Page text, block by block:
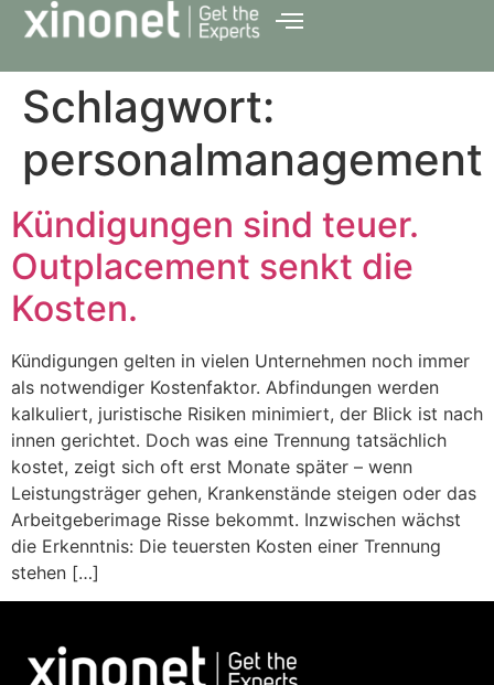
Schlagwort:
personalmanagement
Kündigungen sind teuer.
Outplacement senkt die
Kosten.
Kündigungen gelten in vielen Unternehmen noch immer
als notwendiger Kostenfaktor. Abfindungen werden
kalkuliert, juristische Risiken minimiert, der Blick ist nach
innen gerichtet. Doch was eine Trennung tatsächlich
kostet, zeigt sich oft erst Monate später – wenn
Leistungsträger gehen, Krankenstände steigen oder das
Arbeitgeberimage Risse bekommt. Inzwischen wächst
die Erkenntnis: Die teuersten Kosten einer Trennung
stehen […]